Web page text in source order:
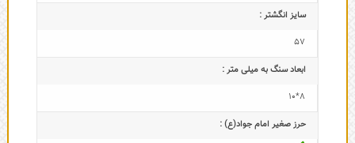
سایز انگشتر :
57
ابعاد سنگ به میلی متر :
8*10
حرز صغیر امام جواد(ع) :